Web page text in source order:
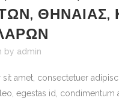
ΘΗΝΑΊΑΣ,
by admin
sit amet, consectetuer
egestas id, condimentum